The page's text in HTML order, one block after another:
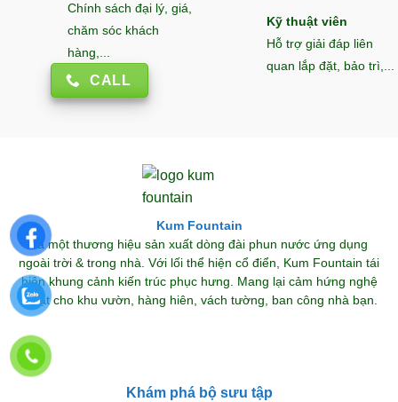
Chính sách đại lý, giá,
chăm sóc khách
hàng,...
CALL
Kỹ thuật viên
Hỗ trợ giải đáp liên
quan lắp đặt, bảo trì,...
Kum Fountain
Là một thương hiệu sản xuất dòng đài phun nước ứng dụng
ngoài trời & trong nhà. Với lối thể hiện cổ điển, Kum Fountain tái
hiện khung cảnh kiến trúc phục hưng. Mang lại cảm hứng nghệ
thuật cho khu vườn, hàng hiên, vách tường, ban công nhà bạn.
Khám phá bộ sưu tập